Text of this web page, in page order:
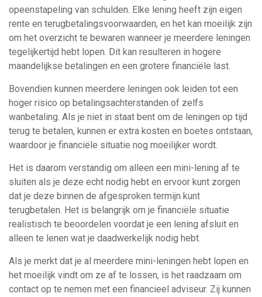
opeenstapeling van schulden. Elke lening heeft zijn eigen
rente en terugbetalingsvoorwaarden, en het kan moeilijk zijn
om het overzicht te bewaren wanneer je meerdere leningen
tegelijkertijd hebt lopen. Dit kan resulteren in hogere
maandelijkse betalingen en een grotere financiële last.
Bovendien kunnen meerdere leningen ook leiden tot een
hoger risico op betalingsachterstanden of zelfs
wanbetaling. Als je niet in staat bent om de leningen op tijd
terug te betalen, kunnen er extra kosten en boetes ontstaan,
waardoor je financiële situatie nog moeilijker wordt.
Het is daarom verstandig om alleen een mini-lening af te
sluiten als je deze echt nodig hebt en ervoor kunt zorgen
dat je deze binnen de afgesproken termijn kunt
terugbetalen. Het is belangrijk om je financiële situatie
realistisch te beoordelen voordat je een lening afsluit en
alleen te lenen wat je daadwerkelijk nodig hebt.
Als je merkt dat je al meerdere mini-leningen hebt lopen en
het moeilijk vindt om ze af te lossen, is het raadzaam om
contact op te nemen met een financieel adviseur. Zij kunnen